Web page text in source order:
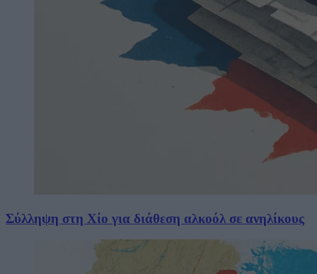
Σύλληψη στη Χίο για διάθεση αλκοόλ σε ανηλίκους